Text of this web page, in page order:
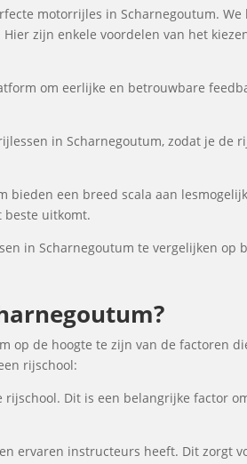
motorrijles in Scharnegoutum.
zijn enkele voordelen van het
om eerlijke en betrouwbare
in Scharnegoutum, zodat je de
bieden een breed scala aan
beste uitkomt.
in Scharnegoutum te vergelijken op
de hoogte te zijn van de factoren
rijschool:
Dit is een belangrijke factor
ervaren instructeurs heeft. Dit zorgt